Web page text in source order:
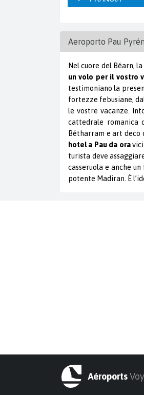
Aeroporto Pau
Nel cuore del Béarn,
un volo per il vostro
testimoniano la
fortezze febusiane,
le vostre vacanze.
cattedrale romanica
Bétharram e art deco
hotel a Pau da ora
turista deve
casseruola e anche
potente Madiran. È
Aéroports